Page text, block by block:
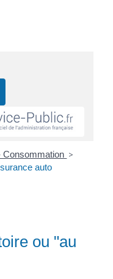
Consommation >
auto
ou "au